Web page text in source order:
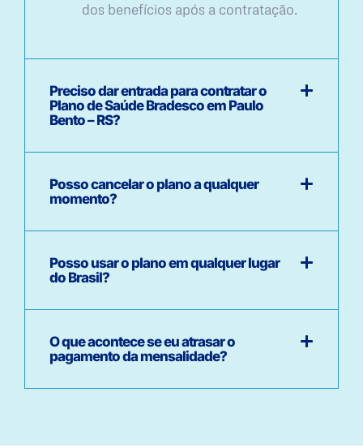
dos benefícios após a contratação.
Preciso dar entrada para contratar o
Plano de Saúde Bradesco em Paulo
Bento – RS?
Posso cancelar o plano a qualquer
momento?
Posso usar o plano em qualquer lugar
do Brasil?
O que acontece se eu atrasar o
pagamento da mensalidade?